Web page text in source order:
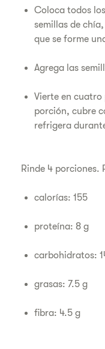
Coloca todos
semillas de
que se forme
Agrega las
Vierte en cuatro
porción, cubre
refrigera
Rinde 4 porciones.
calorías: 155
proteína: 8 g
carbohidratos:
grasas: 7.5 g
fibra: 4.5 g